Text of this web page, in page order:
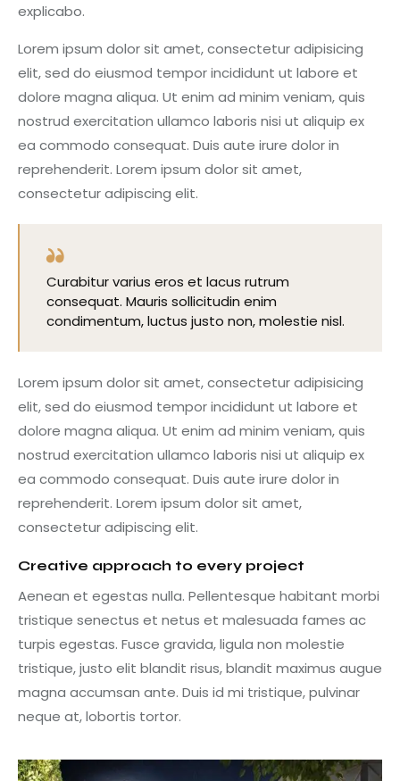
explicabo.
Lorem ipsum dolor sit amet, consectetur adipisicing
elit, sed do eiusmod tempor incididunt ut labore et
dolore magna aliqua. Ut enim ad minim veniam, quis
nostrud exercitation ullamco laboris nisi ut aliquip ex
ea commodo consequat. Duis aute irure dolor in
reprehenderit. Lorem ipsum dolor sit amet,
consectetur adipiscing elit.
Curabitur varius eros et lacus rutrum
consequat. Mauris sollicitudin enim
condimentum, luctus justo non, molestie nisl.
Lorem ipsum dolor sit amet, consectetur adipisicing
elit, sed do eiusmod tempor incididunt ut labore et
dolore magna aliqua. Ut enim ad minim veniam, quis
nostrud exercitation ullamco laboris nisi ut aliquip ex
ea commodo consequat. Duis aute irure dolor in
reprehenderit. Lorem ipsum dolor sit amet,
consectetur adipiscing elit.
Creative approach to every project
Aenean et egestas nulla. Pellentesque habitant morbi
tristique senectus et netus et malesuada fames ac
turpis egestas. Fusce gravida, ligula non molestie
tristique, justo elit blandit risus, blandit maximus augue
magna accumsan ante. Duis id mi tristique, pulvinar
neque at, lobortis tortor.